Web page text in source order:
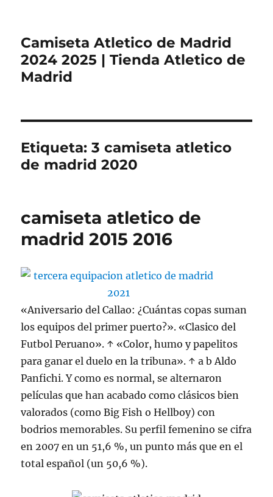
Camiseta Atletico de Madrid
2024 2025 | Tienda Atletico de
Madrid
Etiqueta:3 camiseta atletico
de madrid 2020
camiseta atletico de
madrid 2015 2016
«Aniversario del Callao: ¿Cuántas copas suman
los equipos del primer puerto?». «Clasico del
Futbol Peruano». ↑ «Color, humo y papelitos
para ganar el duelo en la tribuna». ↑ a b Aldo
Panfichi. Y como es normal, se alternaron
películas que han acabado como clásicos bien
valorados (como Big Fish o Hellboy) con
bodrios memorables. Su perfil femenino se cifra
en 2007 en un 51,6 %, un punto más que en el
total español (un 50,6 %).